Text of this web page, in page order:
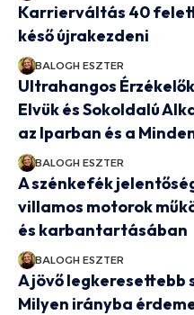
Karrierváltás 40
késő újrakezdeni
BALOGH ESZTER
Ultrahangos
Elvük és Sokoldalú
az Iparban és a
BALOGH ESZTER
A szénkefék
villamos motorok
és karbantartásában
BALOGH ESZTER
A jövő legkeresettebb
Milyen irányba